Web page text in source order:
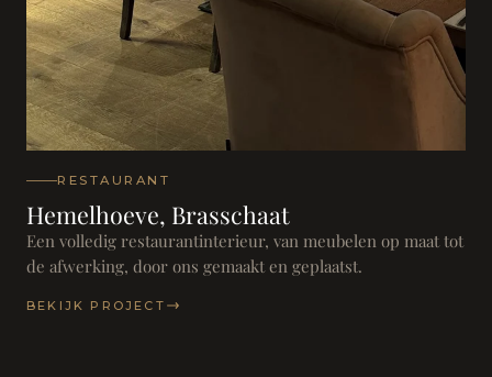
RESTAURANT
Hemelhoeve, Brasschaat
Een volledig restaurantinterieur, van meubelen op maat tot
de afwerking, door ons gemaakt en geplaatst.
BEKIJK PROJECT